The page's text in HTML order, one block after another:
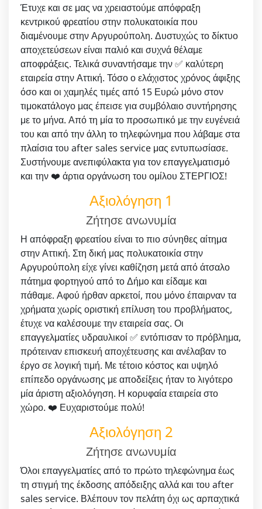
Έτυχε και σε μας να χρειαστούμε απόφραξη
κεντρικού φρεατίου στην πολυκατοικία που
διαμένουμε στην Αργυρούπολη. Δυστυχώς το δίκτυο
αποχετεύσεων είναι παλιό και συχνά θέλαμε
αποφράξεις. Τελικά συναντήσαμε την ✅ καλύτερη
εταιρεία στην Αττική. Τόσο ο ελάχιστος χρόνος άφιξης
όσο και οι χαμηλές τιμές από 15 Ευρώ μόνο στον
τιμοκατάλογο μας έπεισε για συμβόλαιο συντήρησης
με το μήνα. Από τη μία το προσωπικό με την ευγένειά
του και από την άλλη το τηλεφώνημα που λάβαμε στα
πλαίσια του after sales service μας εντυπωσίασε.
Συστήνουμε ανεπιφύλακτα για τον επαγγελματισμό
και την ❤️ άρτια οργάνωση του ομίλου ΣΤΕΡΓΙΟΣ!
Αξιολόγηση 1
Ζήτησε ανωνυμία
Η απόφραξη φρεατίου είναι το πιο σύνηθες αίτημα
στην Αττική. Στη δική μας πολυκατοικία στην
Αργυρούπολη είχε γίνει καθίζηση μετά από άτσαλο
πάτημα φορτηγού από το Δήμο και είδαμε και
πάθαμε. Αφού ήρθαν αρκετοί, που μόνο έπαιρναν τα
χρήματα χωρίς οριστική επίλυση του προβλήματος,
έτυχε να καλέσουμε την εταιρεία σας. Οι
επαγγελματίες υδραυλικοί ✅ εντόπισαν το πρόβλημα,
πρότειναν επισκευή αποχέτευσης και ανέλαβαν το
έργο σε λογική τιμή. Με τέτοιο κόστος και υψηλό
επίπεδο οργάνωσης με αποδείξεις ήταν το λιγότερο
μία άριστη αξιολόγηση. Η κορυφαία εταιρεία στο
χώρο. ❤️ Ευχαριστούμε πολύ!
Αξιολόγηση 2
Ζήτησε ανωνυμία
Όλοι επαγγελματίες από το πρώτο τηλεφώνημα έως
τη στιγμή της έκδοσης απόδειξης αλλά και του after
sales service. Βλέπουν τον πελάτη όχι ως αρπαχτικά